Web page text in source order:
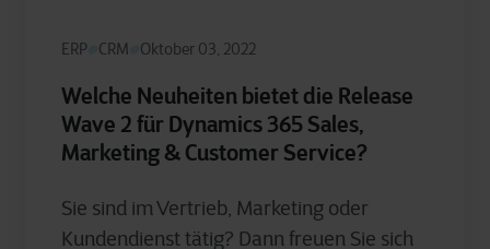
ERP CRM Oktober 03, 2022
Welche Neuheiten bietet die Release
Wave 2 für Dynamics 365 Sales,
Marketing & Customer Service?
Sie sind im Vertrieb, Marketing oder
Kundendienst tätig? Dann freuen Sie sich